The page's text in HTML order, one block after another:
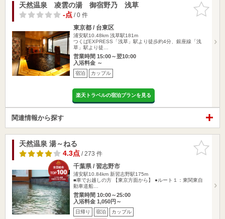
お気に入
りに追加
天然温泉 凌雲の湯 御宿野乃 浅草
-点/ 0 件
東京都 / 台東区
浦安駅10.48km 浅草駅181m
つくばEXPRESS「浅草」駅より徒歩約4分、銀座線「浅
草」駅より徒…
営業時間 15:00～翌10:00
入浴料金 ～
宿泊 カップル
楽天トラベルの宿泊プランを見る
関連情報から探す
お気に入
りに追加
天然温泉 湯～ねる
4.3点/ 273 件
千葉県 / 習志野市
浦安駅10.84km 新習志野駅175m
■車でお越しの方 【東京方面から】 ●ルート１：東関東自
動車道船…
営業時間 10:00～25:00
入浴料金 1,050円～
日帰り 宿泊 カップル